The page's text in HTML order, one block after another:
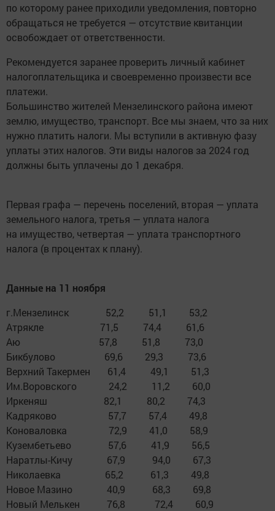
по которому ранее приходили уведомления, повторно
обращаться не требуется — отсутствие квитанции
освобождает от ответственности.
Рекомендуется заранее проверить личный кабинет
налогоплательщика и своевременно произвести все
платежи.
Большинство жителей Мензелинского района имеют
землю, имущество, транспорт. Все мы знаем, что за них
нужно платить налоги. Мы вступили в активную фазу
уплаты этих налогов. Эти виды налогов за 2024 год
должны быть уплачены до 1 декабря.
Первая графа — перечень поселений, вторая — уплата
земельного налога, третья — уплата налога
на имущество, четвертая — уплата транспортного
налога (в процентах к плану).
Данные на 11 ноября
г.Мензелинск 52,2 51,1 53,2
Атрякле 71,5 74,4 61,6
Аю 57,8 51,8 73,0
Бикбулово 69,6 29,3 73,6
Верхний Такермен 61,4 49,1 51,3
Им.Воровского 24,2 11,2 60,0
Иркеняш 82,1 80,2 74,3
Кадряково 57,7 57,4 49,8
Коноваловка 72,9 41,0 58,9
Кузембетьево 57,6 41,9 56,5
Наратлы-Кичу 67,9 94,0 67,3
Николаевка 65,2 61,3 49,8
Новое Мазино 40,9 68,3 69,8
Новый Мелькен 76,8 72,4 60,9